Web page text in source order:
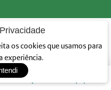
os direitos reservados
Das 8h Às 17h
os cookies que usamos para
experiência.